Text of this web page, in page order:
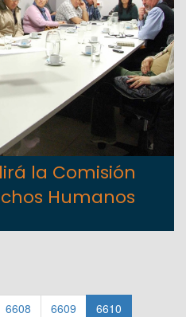
la Comisión
Humanos
6608 6609
6610